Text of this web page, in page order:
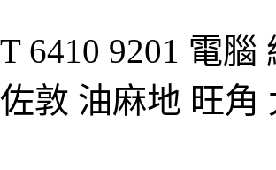
T 6410 9201 電
佐敦 油麻地 旺角